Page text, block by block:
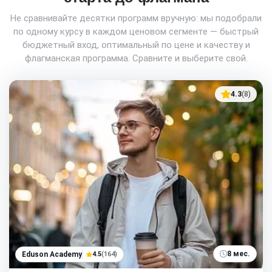
Не сравнивайте десятки программ вручную: мы подобрали
по одному курсу в каждом ценовом сегменте — быстрый
бюджетный вход, оптимальный по цене и качеству и
флагманская программа. Сравните и выберите свой.
4.3(8)
Eduson Academy 4.5(164) 8 мес.